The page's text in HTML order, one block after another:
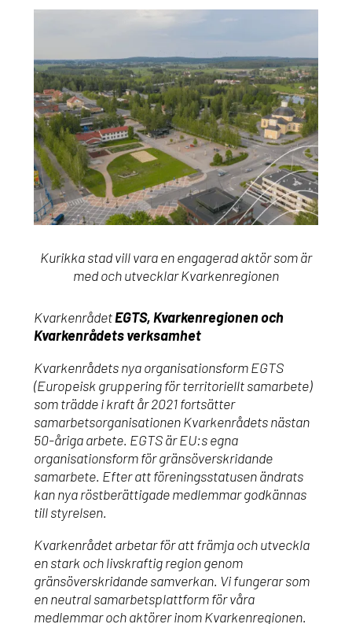
Kurikka stad vill vara en engagerad aktör som är
med och utvecklar Kvarkenregionen
KvarkenrådetEGTS, Kvarkenregionen och
Kvarkenrådets verksamhet
Kvarkenrådets nya organisationsform EGTS
(Europeisk gruppering för territoriellt samarbete)
som trädde i kraft år 2021 fortsätter
samarbetsorganisationen Kvarkenrådets nästan
50-åriga arbete. EGTS är EU:s egna
organisationsform för gränsöverskridande
samarbete. Efter att föreningsstatusen ändrats
kan nya röstberättigade medlemmar godkännas
till styrelsen.
Kvarkenrådet arbetar för att främja och utveckla
en stark och livskraftig region genom
gränsöverskridande samverkan. Vi fungerar som
en neutral samarbetsplattform för våra
medlemmar och aktörer inom Kvarkenregionen.